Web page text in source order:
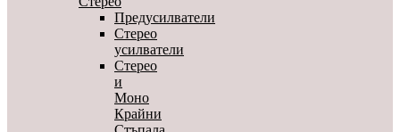
Предусилватели
Стерео
усилватели
Стерео
и
Моно
Крайни